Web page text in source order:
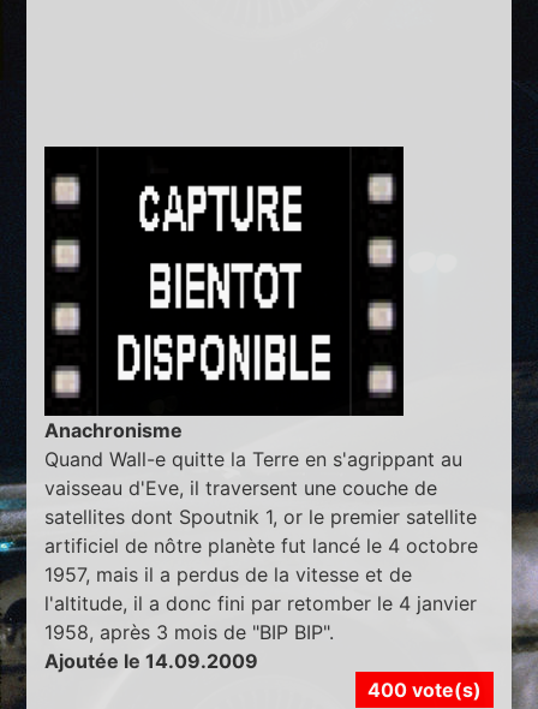
Anachronisme
Quand Wall-e quitte la Terre en s'agrippant au
vaisseau d'Eve, il traversent une couche de
satellites dont Spoutnik 1, or le premier satellite
artificiel de nôtre planète fut lancé le 4 octobre
1957, mais il a perdus de la vitesse et de
l'altitude, il a donc fini par retomber le 4 janvier
1958, après 3 mois de "BIP BIP".
Ajoutée le 14.09.2009
400 vote(s)